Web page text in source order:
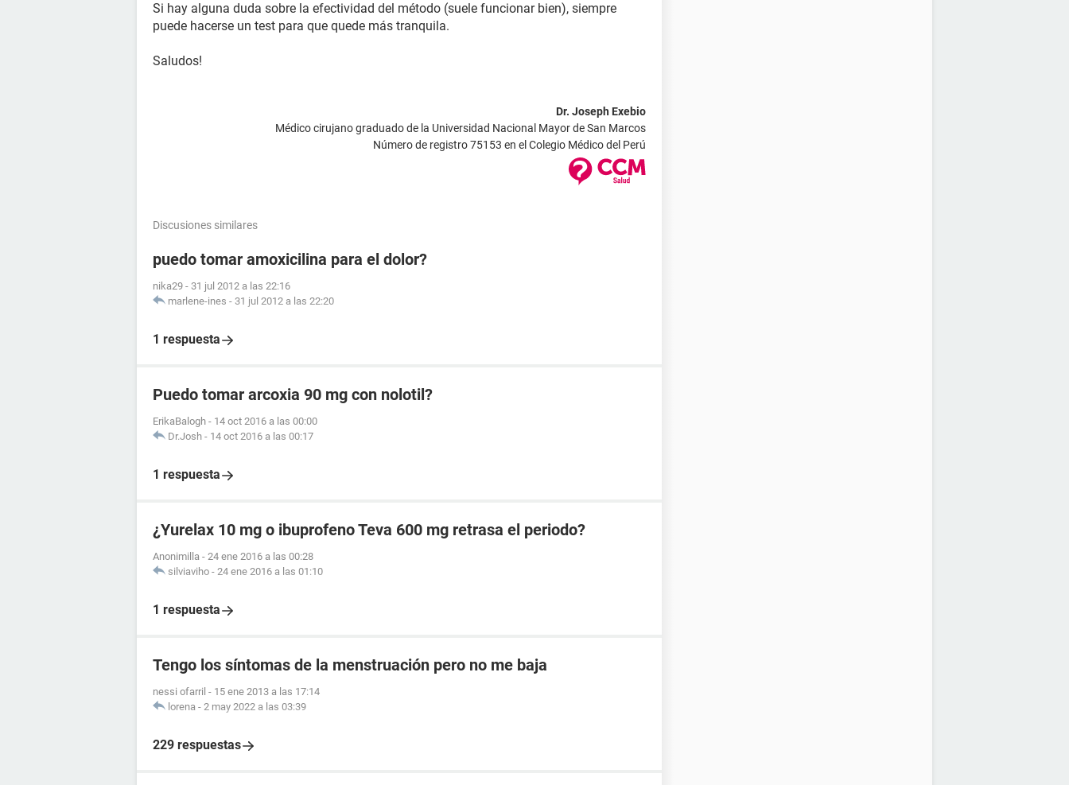
Si hay alguna duda sobre la efectividad del método (suele funcionar bien), siempre
puede hacerse un test para que quede más tranquila.
Saludos!
Dr. Joseph Exebio
Médico cirujano graduado de la Universidad Nacional Mayor de San Marcos
Número de registro 75153 en el Colegio Médico del Perú
Discusiones similares
puedo tomar amoxicilina para el dolor?
nika29 - 31 jul 2012 a las 22:16
marlene-ines - 31 jul 2012 a las 22:20
1 respuesta
Puedo tomar arcoxia 90 mg con nolotil?
ErikaBalogh - 14 oct 2016 a las 00:00
Dr.Josh - 14 oct 2016 a las 00:17
1 respuesta
¿Yurelax 10 mg o ibuprofeno Teva 600 mg retrasa el periodo?
Anonimilla - 24 ene 2016 a las 00:28
silviaviho - 24 ene 2016 a las 01:10
1 respuesta
Tengo los síntomas de la menstruación pero no me baja
nessi ofarril - 15 ene 2013 a las 17:14
lorena - 2 may 2022 a las 03:39
229 respuestas